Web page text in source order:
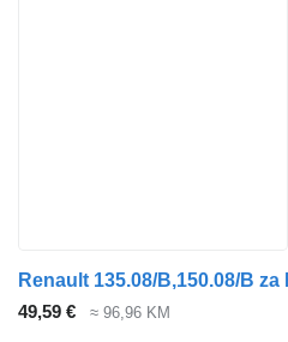
Renault 135.08/B,150.08/B
49,59 €
≈ 96,96 KM